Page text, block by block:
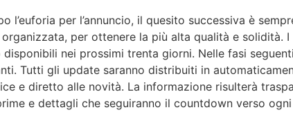
l’euforia per l’annuncio, il quesito successiva è
per ottenere la più alta qualità e solidità.
disponibili nei prossimi trenta giorni. Nelle fasi
Tutti gli update saranno distribuiti in
e diretto alle novità. La informazione risulterà
e dettagli che seguiranno il countdown verso